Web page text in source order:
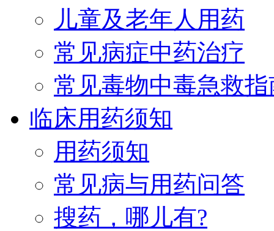
儿童及老年人用药
常见病症中药治疗
常见毒物中毒急救指
临床用药须知
用药须知
常见病与用药问答
搜药，哪儿有?